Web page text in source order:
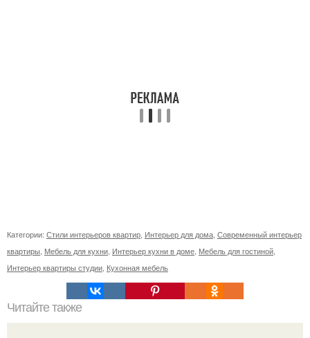
Категории: Стили интерьеров квартир, Интерьер для дома, Современный интерьер
квартиры, Мебель для кухни, Интерьер кухни в доме, Мебель для гостиной,
Интерьер квартиры студии, Кухонная мебель
Читайте также